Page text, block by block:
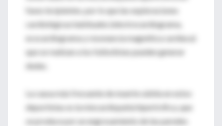
fases incipientes, por lo que las exploraciones
cardiológicas habituales (electrocardiograma,
ecocardiograma y resonancia magnética cardíaca)
que se realizan a los futbolistas pueden generar
dudas.
La causa más frecuente de muerte súbita en estos
deportistas es la miocardiopatía hipertrófica, que
se produce por un engrosamiento de las paredes